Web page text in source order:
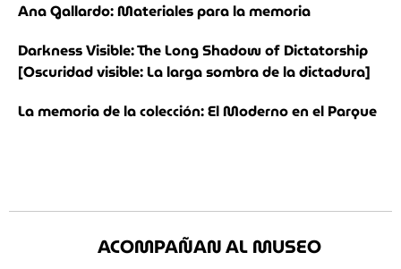
Ana Gallardo: Materiales para la memoria
Darkness Visible: The Long Shadow of Dictatorship
[Oscuridad visible: La larga sombra de la dictadura]
La memoria de la colección: El Moderno en el Parque
ACOMPAÑAN AL MUSEO